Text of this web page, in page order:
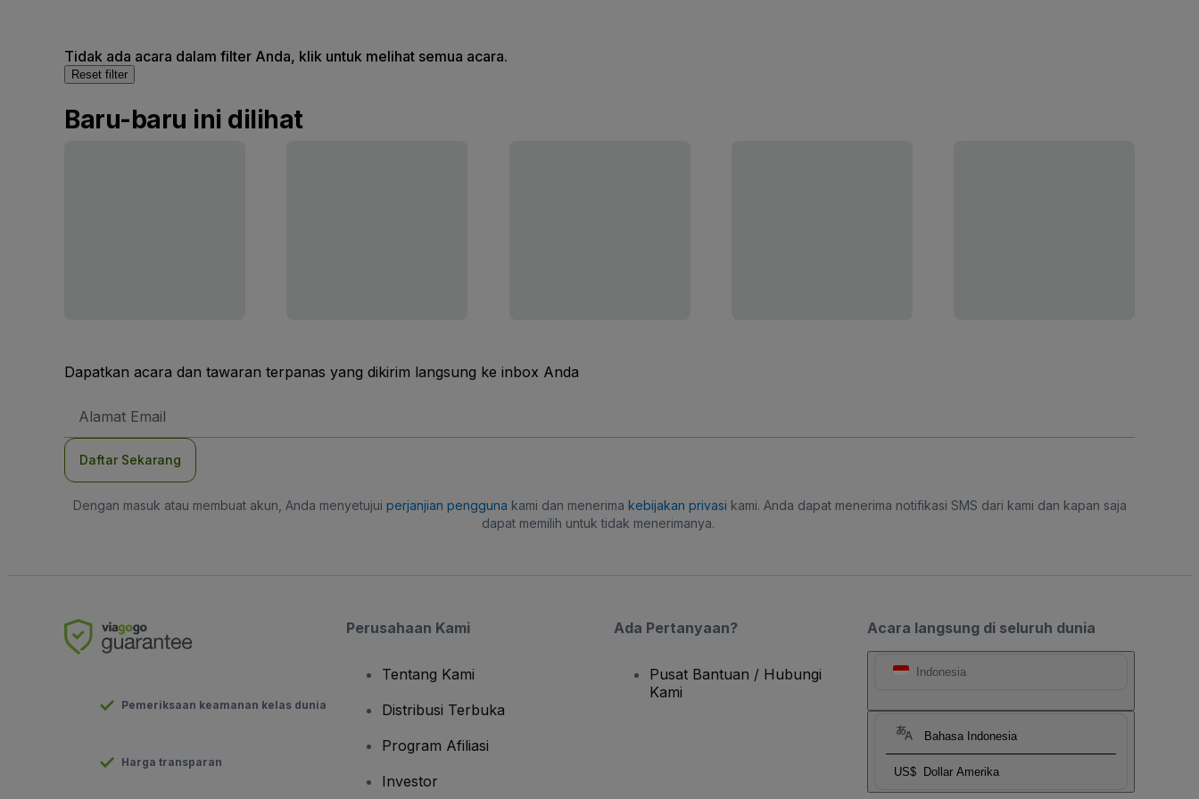
Tidak ada acara dalam filter Anda, klik untuk melihat semua acara.
Reset filter
Baru-baru ini dilihat
Dapatkan acara dan tawaran terpanas yang dikirim langsung ke inbox Anda
Email
Daftar Sekarang
Dengan masuk atau membuat akun, Anda menyetujui perjanjian pengguna kami dan menerima kebijakan privasi kami. Anda dapat menerima notifikasi SMS dari kami dan kapan saja
dapat memilih untuk tidak menerimanya.
Acara langsung di seluruh dunia
Indonesia
Bahasa Indonesia
US$ Dollar Amerika
Pemeriksaan keamanan kelas dunia
Harga transparan
Perusahaan Kami
Tentang Kami
Distribusi Terbuka
Program Afiliasi
Investor
Ada Pertanyaan?
Pusat Bantuan / Hubungi
Kami